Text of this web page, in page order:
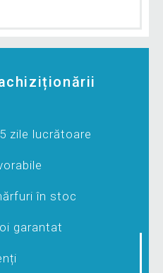
zile lucrătoare
în stoc
garantat